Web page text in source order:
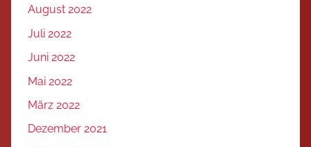
August 2022
Juli 2022
Juni 2022
Mai 2022
März 2022
Dezember 2021